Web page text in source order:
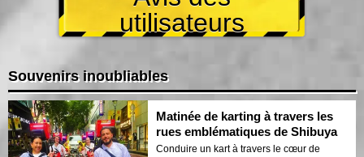
utilisateurs
Souvenirs inoubliables
Matinée de karting à travers les
rues emblématiques de Shibuya
Conduire un kart à travers le cœur de